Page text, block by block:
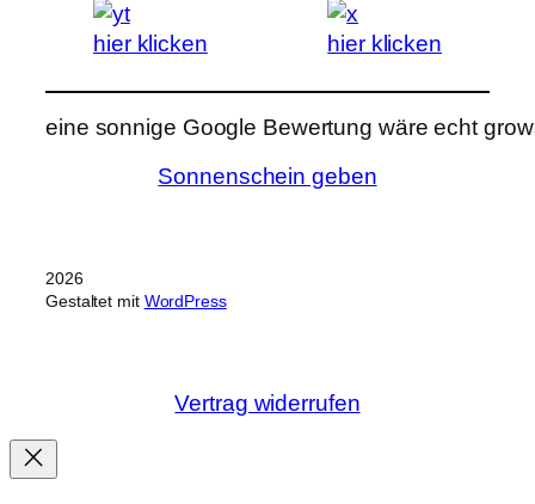
hier klicken hier klicken
eine sonnige Google Bewertung wäre echt
Sonnenschein geben
2026
Gestaltet mit WordPress
Vertrag widerrufen